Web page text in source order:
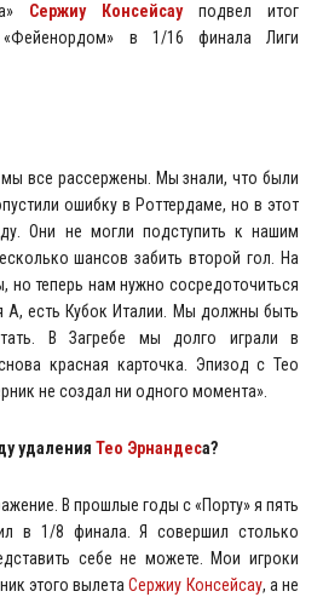
Сержиу Консейсауподвел итог
в 1/16 финала Лиги
все рассержены. Мы знали, что были
ошибку в Роттердаме, но в этот
Они не могли подступить к нашим
шансов забить второй гол. На
но теперь нам нужно сосредоточиться
А, есть Кубок Италии. Мы должны быть
В Загребе мы долго играли в
красная карточка. Эпизод с Тео
не создал ни одного момента».
удаления Тео Эрнандеса?
В прошлые годы с «Порту» я пять
в 1/8 финала. Я совершил столько
себе не можете. Мои игроки
этого вылетаСержиу Консейсау, а не